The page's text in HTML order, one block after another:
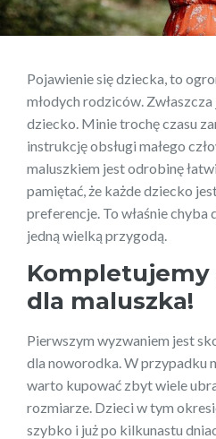
Pojawienie się dziecka, to
młodych rodziców.
dziecko. Minie trochę czasu
instrukcję obsługi małego
maluszkiem jest odrobinę
pamiętać, że każde dziecko
preferencje. To właśnie
jedną wielką przygodą.
Kompletujemy
dla maluszka!
Pierwszym wyzwaniem jest
dla noworodka. W przypadku
warto kupować zbyt wiele
rozmiarze. Dzieci w tym
szybko i już po kilkunastu